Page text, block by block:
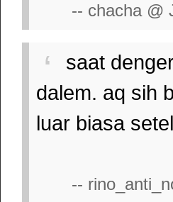
-- chacha @
saat
dalem. aq sih
luar biasa
--